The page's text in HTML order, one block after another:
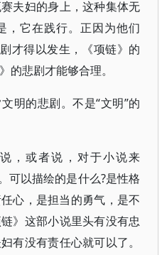
夫妇的身上，这种集体无
，它在践行。正因为他们
才得以发生，《项链》的
的悲剧才能够合理。
明的悲剧。不是“文明”的
，或者说，对于小说来
可以描绘的是什么?是性格
心，是担当的勇气，是不
》这部小说里头有没有忠
有没有责任心就可以了。